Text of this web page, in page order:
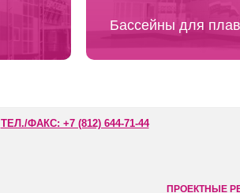
Бассейны для
ТЕЛ./ФАКС: +7 (812) 644-71-44
ПРОЕКТНЫЕ